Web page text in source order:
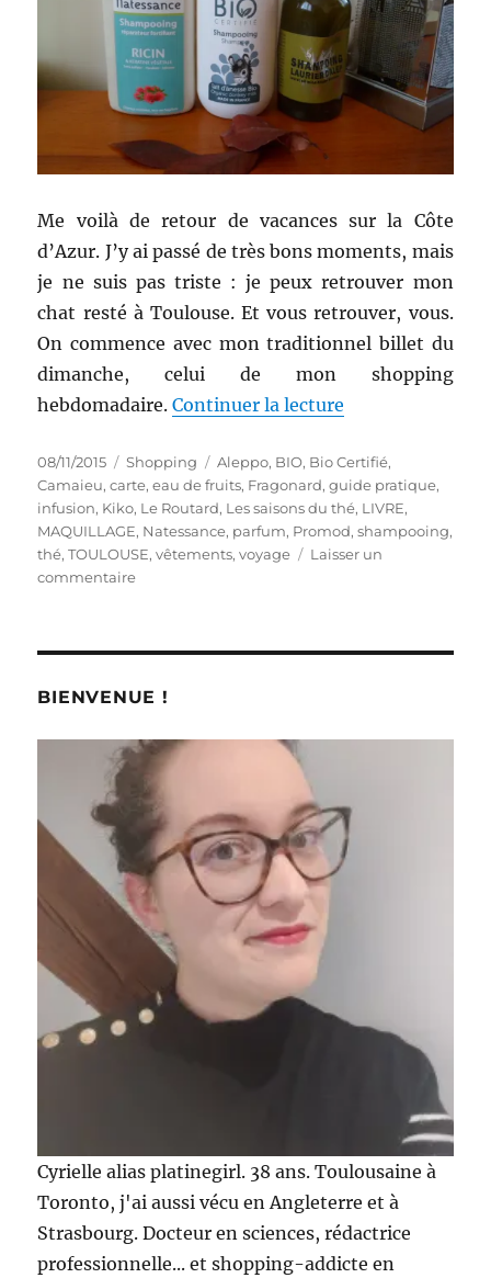
Me voilà de retour de vacances sur la Côte
d’Azur. J’y ai passé de très bons moments, mais
je ne suis pas triste : je peux retrouver mon
chat resté à Toulouse. Et vous retrouver, vous.
On commence avec mon traditionnel billet du
dimanche, celui de mon shopping
hebdomadaire.Continuer la lecture
Publié
le
08/11/2015 Catégories
Shopping Étiquettes
Aleppo, BIO, Bio Certifié,
Camaieu,carte,eau de fruits, Fragonard,guide pratique,
infusion, Kiko, Le Routard, Les saisons du thé, LIVRE,
MAQUILLAGE, Natessance, parfum, Promod,shampooing,
thé,TOULOUSE,vêtements,voyage
Laisser un
commentairesur
A
sur
Côte
d’Azur
et
Italie
BIENVENUE !
Cyrielle alias platinegirl. 38 ans. Toulousaine à
Toronto, j'ai aussi vécu en Angleterre et à
Strasbourg. Docteur en sciences, rédactrice
professionnelle... et shopping-addicte en